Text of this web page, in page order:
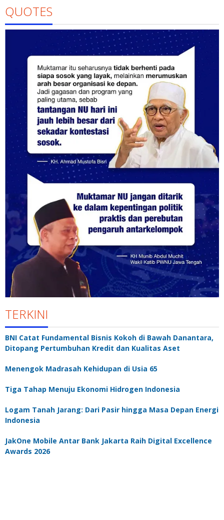
QUOTES
TERKINI
BNI Catat Fundamental Bisnis Kokoh di Bawah Danantara,
Ditopang Pertumbuhan Kredit dan Kualitas Aset
Menengok Madrasah Kehidupan di Usia 65
Tiga Tahap Menuju Ekonomi Hidrogen Indonesia
Logam Tanah Jarang: Dari Pasir hingga Masa Depan Energi
Indonesia
JakOne Mobile Antar Bank Jakarta Raih Digital Excellence
Awards 2026